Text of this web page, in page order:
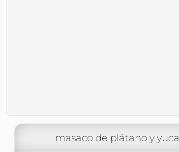
masaco de plátano y yuca